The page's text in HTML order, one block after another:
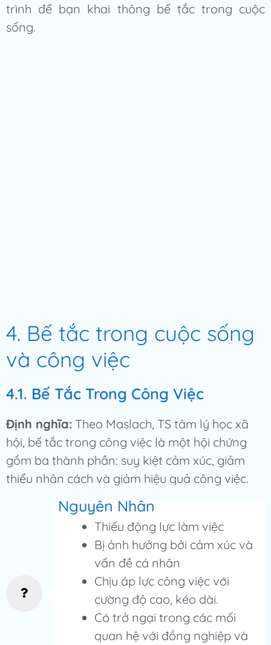
trình để bạn khai thông bế tắc trong cuộc
sống.
4. Bế tắc trong cuộc sống
và công việc
4.1. Bế Tắc Trong Công Việc
Định nghĩa: Theo Maslach, TS tâm lý học xã
hội, bế tắc trong công việc là một hội chứng
gồm ba thành phần: suy kiệt cảm xúc, giảm
thiểu nhân cách và giảm hiệu quả công việc.
Nguyên Nhân
Thiếu động lực làm việc
Bị ảnh hưởng bởi cảm xúc và
vấn đề cá nhân
Chịu áp lực công việc với
cường độ cao, kéo dài.
Có trở ngại trong các mối
quan hệ với đồng nghiệp và